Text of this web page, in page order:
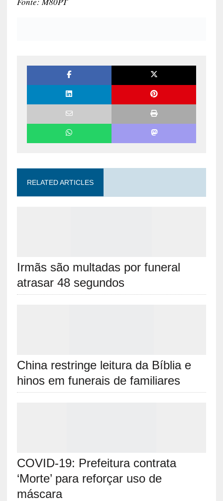
RELATED ARTICLES
Irmãs são multadas por funeral
atrasar 48 segundos
China restringe leitura da Bíblia e
hinos em funerais de familiares
COVID-19: Prefeitura contrata
‘Morte’ para reforçar uso de
máscara